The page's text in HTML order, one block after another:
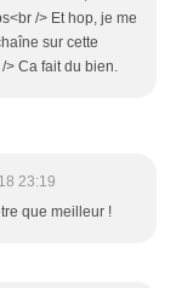
/> Et hop, je me
sur cette
> Ca fait du bien.
23:19
que meilleur !